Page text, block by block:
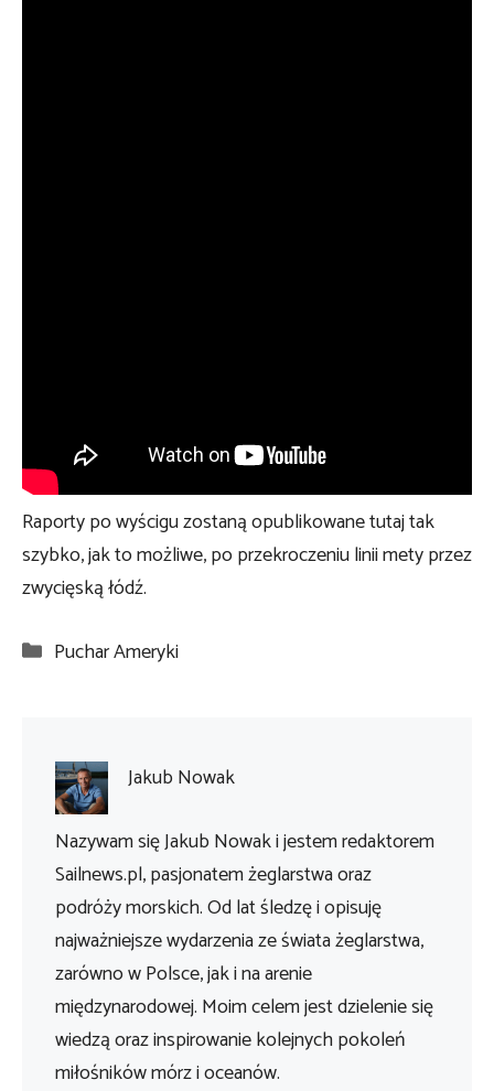
Raporty po wyścigu zostaną opublikowane tutaj tak
szybko, jak to możliwe, po przekroczeniu linii mety przez
zwycięską łódź.
Kategorie
Puchar Ameryki
Jakub Nowak
Nazywam się Jakub Nowak i jestem redaktorem
Sailnews.pl, pasjonatem żeglarstwa oraz
podróży morskich. Od lat śledzę i opisuję
najważniejsze wydarzenia ze świata żeglarstwa,
zarówno w Polsce, jak i na arenie
międzynarodowej. Moim celem jest dzielenie się
wiedzą oraz inspirowanie kolejnych pokoleń
miłośników mórz i oceanów.